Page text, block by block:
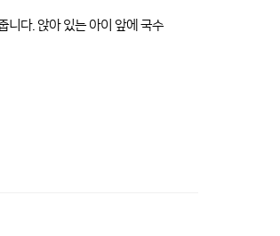
니다. 앉아 있는 아이 앞에 국수